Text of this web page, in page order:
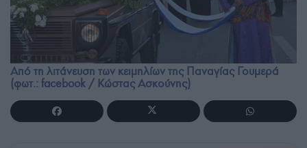
Από τη λιτάνευση των κειμηλίων της Παναγίας Γουμερά
(φωτ.: facebook / Κώστας Ασκούνης)